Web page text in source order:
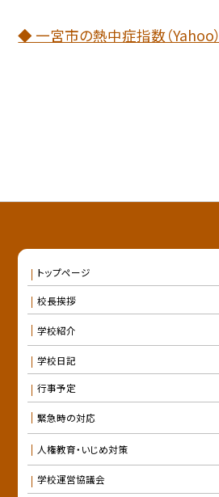
◆ 一宮市の熱中症指数（Yahoo）
トップページ
校長挨拶
学校紹介
学校日記
行事予定
緊急時の対応
人権教育・いじめ対策
学校運営協議会